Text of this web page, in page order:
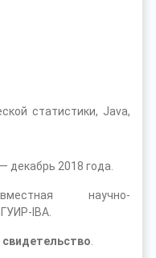
статистики, Java,
декабрь 2018 года.
научно-
IBA.
свидетельство